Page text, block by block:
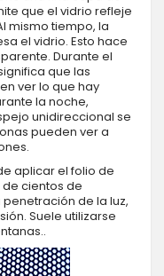
que el vidrio refleje
mismo tiempo, la
el vidrio. Esto hace
Durante el
que las
ver lo que hay
la noche,
unidireccional se
pueden ver a
aplicar el folio de
de cientos de
de la luz,
Suele utilizarse